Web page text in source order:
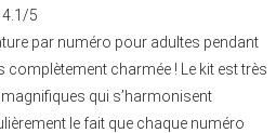
4.1 /5
par numéro pour adultes pendant
complètement charmée ! Le kit est très
qui s’harmonisent
le fait que chaque numéro